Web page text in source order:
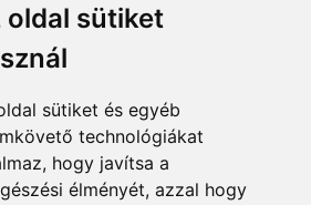
oldal sütiket
sütiket és egyéb
technológiákat
hogy javítsa a
élményét, azzal hogy
megye